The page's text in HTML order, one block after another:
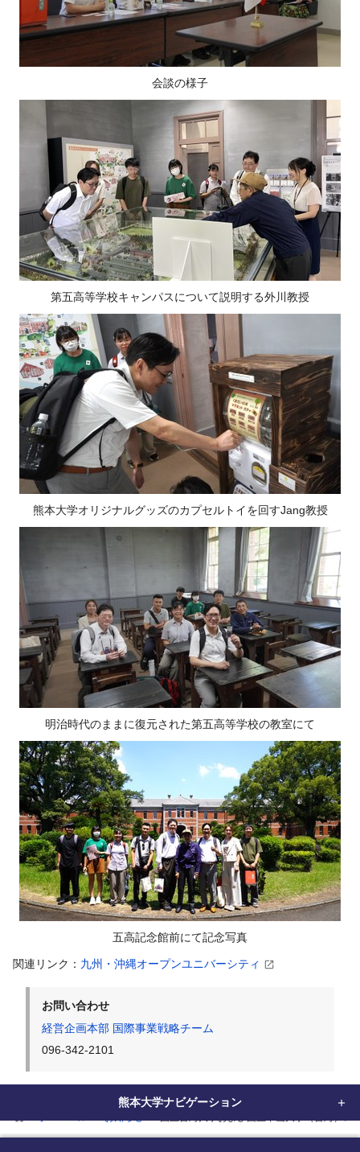
home
会談の様子
第五高等学校キャンパスについて説明する外川教授
熊本大学オリジナルグッズのカプセルトイを回すJang教授
明治時代のままに復元された第五高等学校の教室にて
五高記念館前にて記念写真
関連リンク： 九州・沖縄オープンユニバーシティ
お問い合わせ
経営企画本部 国際事業戦略チーム
096-342-2101
熊本大学ナビゲーション